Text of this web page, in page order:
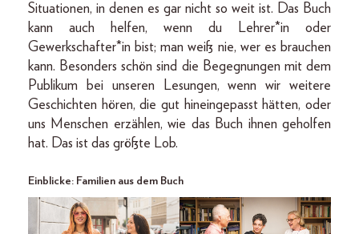
Situationen, in denen es gar nicht so weit ist. Das Buch
kann auch helfen, wenn du Lehrer*in oder
Gewerkschafter*in bist; man weiß nie, wer es brauchen
kann. Besonders schön sind die Begegnungen mit dem
Publikum bei unseren Lesungen, wenn wir weitere
Geschichten hören, die gut hineingepasst hätten, oder
uns Menschen erzählen, wie das Buch ihnen geholfen
hat. Das ist das größte Lob.
Einblicke: Familien aus dem Buch